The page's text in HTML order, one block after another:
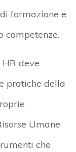
formazione e
competenze.
deve
pratiche della
Umane
che